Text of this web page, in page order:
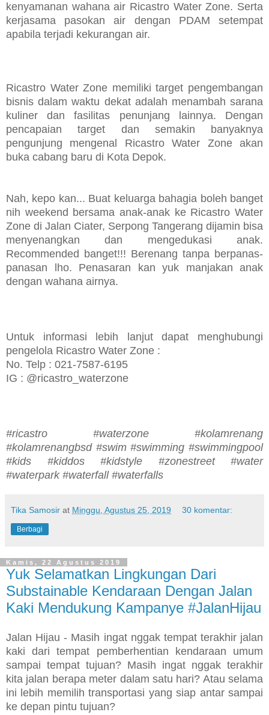
kenyamanan wahana air Ricastro Water Zone. Serta
kerjasama pasokan air dengan PDAM setempat
apabila terjadi kekurangan air.
Ricastro Water Zone memiliki target pengembangan
bisnis dalam waktu dekat adalah menambah sarana
kuliner dan fasilitas penunjang lainnya. Dengan
pencapaian target dan semakin banyaknya
pengunjung mengenal Ricastro Water Zone akan
buka cabang baru di Kota Depok.
Nah, kepo kan... Buat keluarga bahagia boleh banget
nih weekend bersama anak-anak ke Ricastro Water
Zone di Jalan Ciater, Serpong Tangerang dijamin bisa
menyenangkan dan mengedukasi anak.
Recommended banget!!! Berenang tanpa berpanas-
panasan lho. Penasaran kan yuk manjakan anak
dengan wahana airnya.
Untuk informasi lebih lanjut dapat menghubungi
pengelola Ricastro Water Zone :
No. Telp : 021-7587-6195
IG : @ricastro_waterzone
#ricastro #waterzone #kolamrenang
#kolamrenangbsd #swim #swimming #swimmingpool
#kids #kiddos #kidstyle #zonestreet #water
#waterpark #waterfall #waterfalls
Tika Samosir at Minggu, Agustus 25, 2019 30 komentar:
Berbagi
Kamis, 22 Agustus 2019
Yuk Selamatkan Lingkungan Dari
Substainable Kendaraan Dengan Jalan
Kaki Mendukung Kampanye #JalanHijau
Jalan Hijau - Masih ingat nggak tempat terakhir jalan
kaki dari tempat pemberhentian kendaraan umum
sampai tempat tujuan? Masih ingat nggak terakhir
kita jalan berapa meter dalam satu hari? Atau selama
ini lebih memilih transportasi yang siap antar sampai
ke depan pintu tujuan?